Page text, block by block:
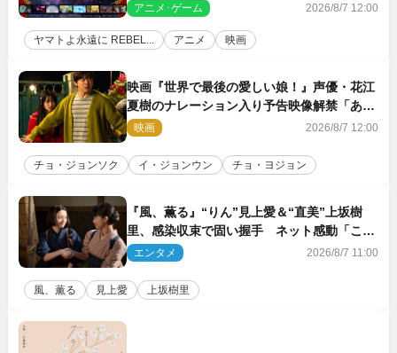
メカは新規描き下ろしイラストを制作
アニメ･ゲーム 2026/8/7 12:00
ヤマトよ永遠に REBEL... アニメ 映画
映画『世界で最後の愛しい娘！』声優・花江
夏樹のナレーション入り予告映像解禁「あふ
れ出る温かさに涙が止まらない！」
映画 2026/8/7 12:00
チョ・ジョンソク イ・ジョンウン チョ・ヨジョン
『風、薫る』“りん”見上愛＆“直美”上坂樹
里、感染収束で固い握手 ネット感動「この
バディは最強」「アツい」
エンタメ 2026/8/7 11:00
風、薫る 見上愛 上坂樹里